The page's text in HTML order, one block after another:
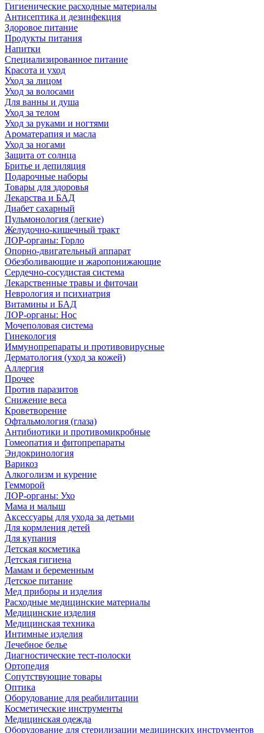
Гигиенические расходные материалы
Антисептика и дезинфекция
Здоровое питание
Продукты питания
Напитки
Специализированное питание
Красота и уход
Уход за лицом
Уход за волосами
Для ванны и душа
Уход за телом
Уход за руками и ногтями
Ароматерапия и масла
Уход за ногами
Защита от солнца
Бритье и депиляция
Подарочные наборы
Товары для здоровья
Лекарства и БАД
Диабет сахарный
Пульмонология (легкие)
Желудочно-кишечный тракт
ЛОР-органы: Горло
Опорно-двигательный аппарат
Обезболивающие и жаропонижающие
Сердечно-сосудистая система
Лекарственные травы и фиточаи
Неврология и психиатрия
Витамины и БАД
ЛОР-органы: Нос
Мочеполовая система
Гинекология
Иммунопрепараты и противовирусные
Дерматология (уход за кожей)
Аллергия
Прочее
Против паразитов
Снижение веса
Кроветворение
Офтальмология (глаза)
Антибиотики и противомикробные
Гомеопатия и фитопрепараты
Эндокринология
Варикоз
Алкоголизм и курение
Гемморой
ЛОР-органы: Ухо
Мама и малыш
Аксессуары для ухода за детьми
Для кормления детей
Для купания
Детская косметика
Детская гигиена
Мамам и беременным
Детское питание
Мед приборы и изделия
Расходные медицинские материалы
Медицинские изделия
Медицинская техника
Интимные изделия
Лечебное белье
Диагностические тест-полоски
Ортопедия
Сопутствующие товары
Оптика
Оборудование для реабилитации
Косметические инструменты
Медицинская одежда
Оборудование для стерилизации медицинских инструментов